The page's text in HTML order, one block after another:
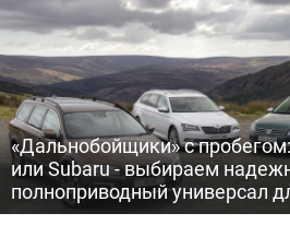
«Дальнобойщики» с
или Subaru - выбираем
полноприводный универсал